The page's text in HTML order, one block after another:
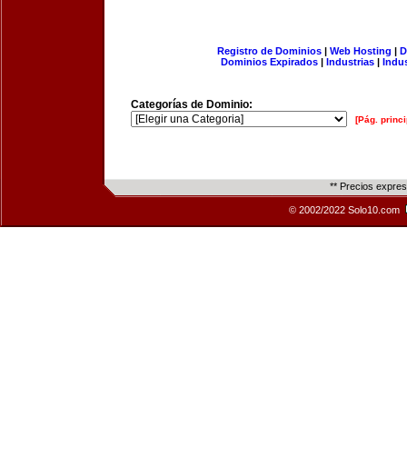
Registro de Dominios| Web Hosting |
Dominios Expirados | Industrias |
Categorías de Dominio:
[Pág.
** Precios
© 2002/2022 Solo10.com